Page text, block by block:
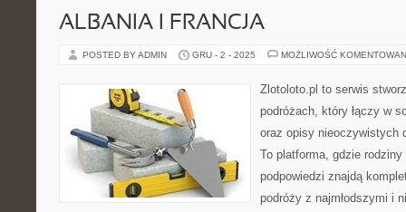
ALBANIA I FRANCJA
POSTED BY ADMIN GRU - 2 - 2025 MOŻLIWOŚĆ
Zlotoloto.pl to serwis
podróżach, który łączy w
oraz opisy nieoczywistych
To platforma, gdzie
podpowiedzi znajdą
podróży z najmłodszymi i